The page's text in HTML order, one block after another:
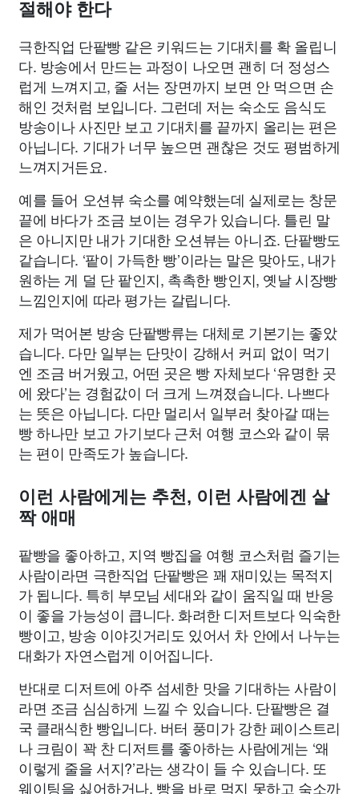
절해야 한다
극한직업 단팥빵 같은 키워드는 기대치를 확 올립니
다. 방송에서 만드는 과정이 나오면 괜히 더 정성스
럽게 느껴지고, 줄 서는 장면까지 보면 안 먹으면 손
해인 것처럼 보입니다. 그런데 저는 숙소도 음식도
방송이나 사진만 보고 기대치를 끝까지 올리는 편은
아닙니다. 기대가 너무 높으면 괜찮은 것도 평범하게
느껴지거든요.
예를 들어 오션뷰 숙소를 예약했는데 실제로는 창문
끝에 바다가 조금 보이는 경우가 있습니다. 틀린 말
은 아니지만 내가 기대한 오션뷰는 아니죠. 단팥빵도
같습니다. ‘팥이 가득한 빵’이라는 말은 맞아도, 내가
원하는 게 덜 단 팥인지, 촉촉한 빵인지, 옛날 시장빵
느낌인지에 따라 평가는 갈립니다.
제가 먹어본 방송 단팥빵류는 대체로 기본기는 좋았
습니다. 다만 일부는 단맛이 강해서 커피 없이 먹기
엔 조금 버거웠고, 어떤 곳은 빵 자체보다 ‘유명한 곳
에 왔다’는 경험값이 더 크게 느껴졌습니다. 나쁘다
는 뜻은 아닙니다. 다만 멀리서 일부러 찾아갈 때는
빵 하나만 보고 가기보다 근처 여행 코스와 같이 묶
는 편이 만족도가 높습니다.
이런 사람에게는 추천, 이런 사람에겐 살
짝 애매
팥빵을 좋아하고, 지역 빵집을 여행 코스처럼 즐기는
사람이라면 극한직업 단팥빵은 꽤 재미있는 목적지
가 됩니다. 특히 부모님 세대와 같이 움직일 때 반응
이 좋을 가능성이 큽니다. 화려한 디저트보다 익숙한
빵이고, 방송 이야깃거리도 있어서 차 안에서 나누는
대화가 자연스럽게 이어집니다.
반대로 디저트에 아주 섬세한 맛을 기대하는 사람이
라면 조금 심심하게 느낄 수 있습니다. 단팥빵은 결
국 클래식한 빵입니다. 버터 풍미가 강한 페이스트리
나 크림이 꽉 찬 디저트를 좋아하는 사람에게는 ‘왜
이렇게 줄을 서지?’라는 생각이 들 수 있습니다. 또
웨이팅을 싫어하거나, 빵을 바로 먹지 못하고 숙소까